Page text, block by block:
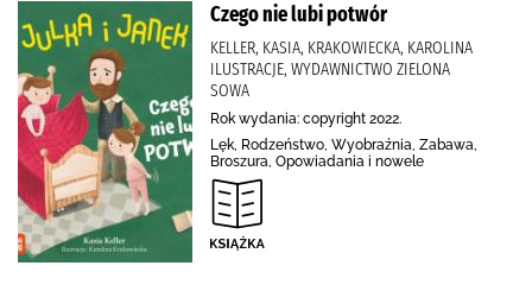
Czego nie lubi potwór
KELLER, KASIA, KRAKOWIECKA, KAROLINA
ILUSTRACJE, WYDAWNICTWO ZIELONA
SOWA
Rok wydania: copyright 2022.
Lęk, Rodzeństwo, Wyobraźnia, Zabawa,
Broszura, Opowiadania i nowele